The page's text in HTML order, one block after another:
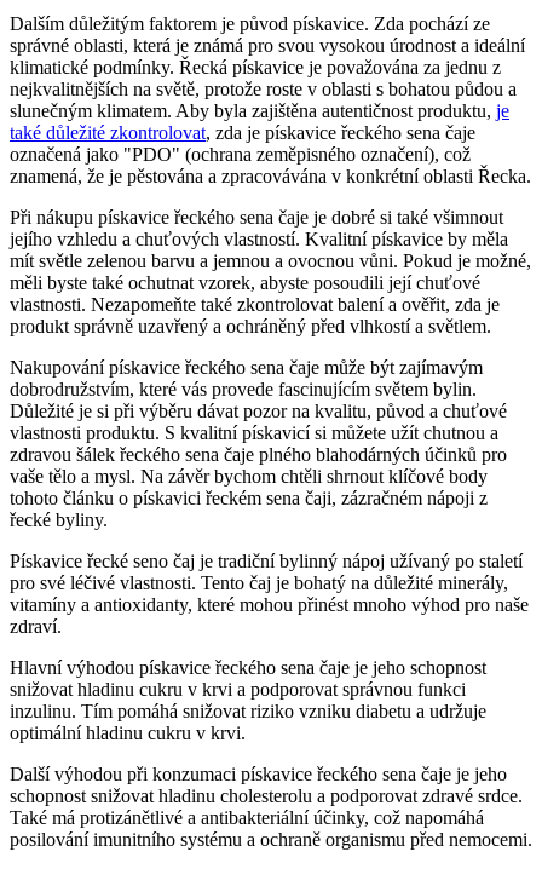
Dalším důležitým faktorem je původ pískavice. Zda pochází ze
správné oblasti, která je známá pro svou vysokou úrodnost a ideální
klimatické podmínky. Řecká pískavice je považována za jednu z
nejkvalitnějších na světě, protože roste v oblasti s bohatou půdou a
slunečným klimatem. Aby byla zajištěna autentičnost produktu, je
také důležité zkontrolovat, zda je pískavice řeckého sena čaje
označená jako "PDO" (ochrana zeměpisného označení), což
znamená, že je pěstována a zpracovávána v konkrétní oblasti Řecka.
Při nákupu pískavice řeckého sena čaje je dobré si také všimnout
jejího vzhledu a chuťových vlastností. Kvalitní pískavice by měla
mít světle zelenou barvu a jemnou a ovocnou vůni. Pokud je možné,
měli byste také ochutnat vzorek, abyste posoudili její chuťové
vlastnosti. Nezapomeňte také zkontrolovat balení a ověřit, zda je
produkt správně uzavřený a ochráněný před vlhkostí a světlem.
Nakupování pískavice řeckého sena čaje může být zajímavým
dobrodružstvím, které vás provede fascinujícím světem bylin.
Důležité je si při výběru dávat pozor na kvalitu, původ a chuťové
vlastnosti produktu. S kvalitní pískavicí si můžete užít chutnou a
zdravou šálek řeckého sena čaje plného blahodárných účinků pro
vaše tělo a mysl. Na závěr bychom chtěli shrnout klíčové body
tohoto článku o pískavici řeckém sena čaji, zázračném nápoji z
řecké byliny.
Pískavice řecké seno čaj je tradiční bylinný nápoj užívaný po staletí
pro své léčivé vlastnosti. Tento čaj je bohatý na důležité minerály,
vitamíny a antioxidanty, které mohou přinést mnoho výhod pro naše
zdraví.
Hlavní výhodou pískavice řeckého sena čaje je jeho schopnost
snižovat hladinu cukru v krvi a podporovat správnou funkci
inzulinu. Tím pomáhá snižovat riziko vzniku diabetu a udržuje
optimální hladinu cukru v krvi.
Další výhodou při konzumaci pískavice řeckého sena čaje je jeho
schopnost snižovat hladinu cholesterolu a podporovat zdravé srdce.
Také má protizánětlivé a antibakteriální účinky, což napomáhá
posilování imunitního systému a ochraně organismu před nemocemi.